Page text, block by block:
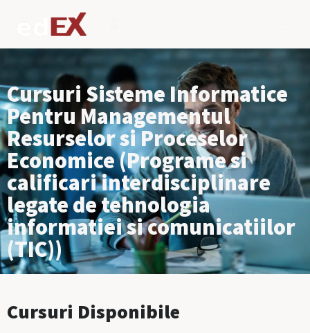
Cursuri Sisteme Informatice
Pentru Managementul
Resurselor si Proceselor
Economice (Programe si
calificari interdisciplinare
legate de tehnologia
informatiei si comunicatiilor
(TIC))
Cursuri Disponibile